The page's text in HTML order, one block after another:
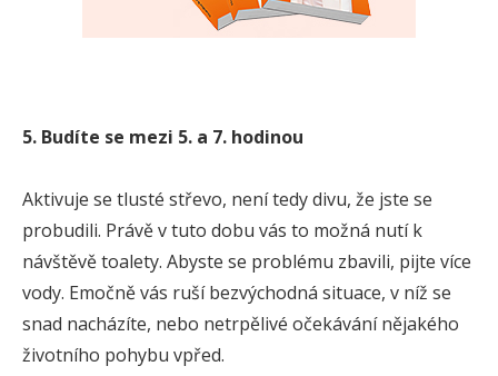
5. Budíte se mezi 5. a 7. hodinou
Aktivuje se tlusté střevo, není tedy divu, že jste se
probudili. Právě v tuto dobu vás to možná nutí k
návštěvě toalety. Abyste se problému zbavili, pijte více
vody. Emočně vás ruší bezvýchodná situace, v níž se
snad nacházíte, nebo netrpělivé očekávání nějakého
životního pohybu vpřed.